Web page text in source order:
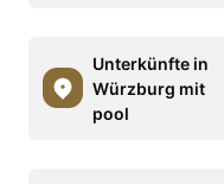
Unterkünfte in
Würzburg mit
pool